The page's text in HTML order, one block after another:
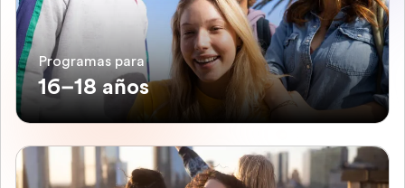
Programas para
16–18 años